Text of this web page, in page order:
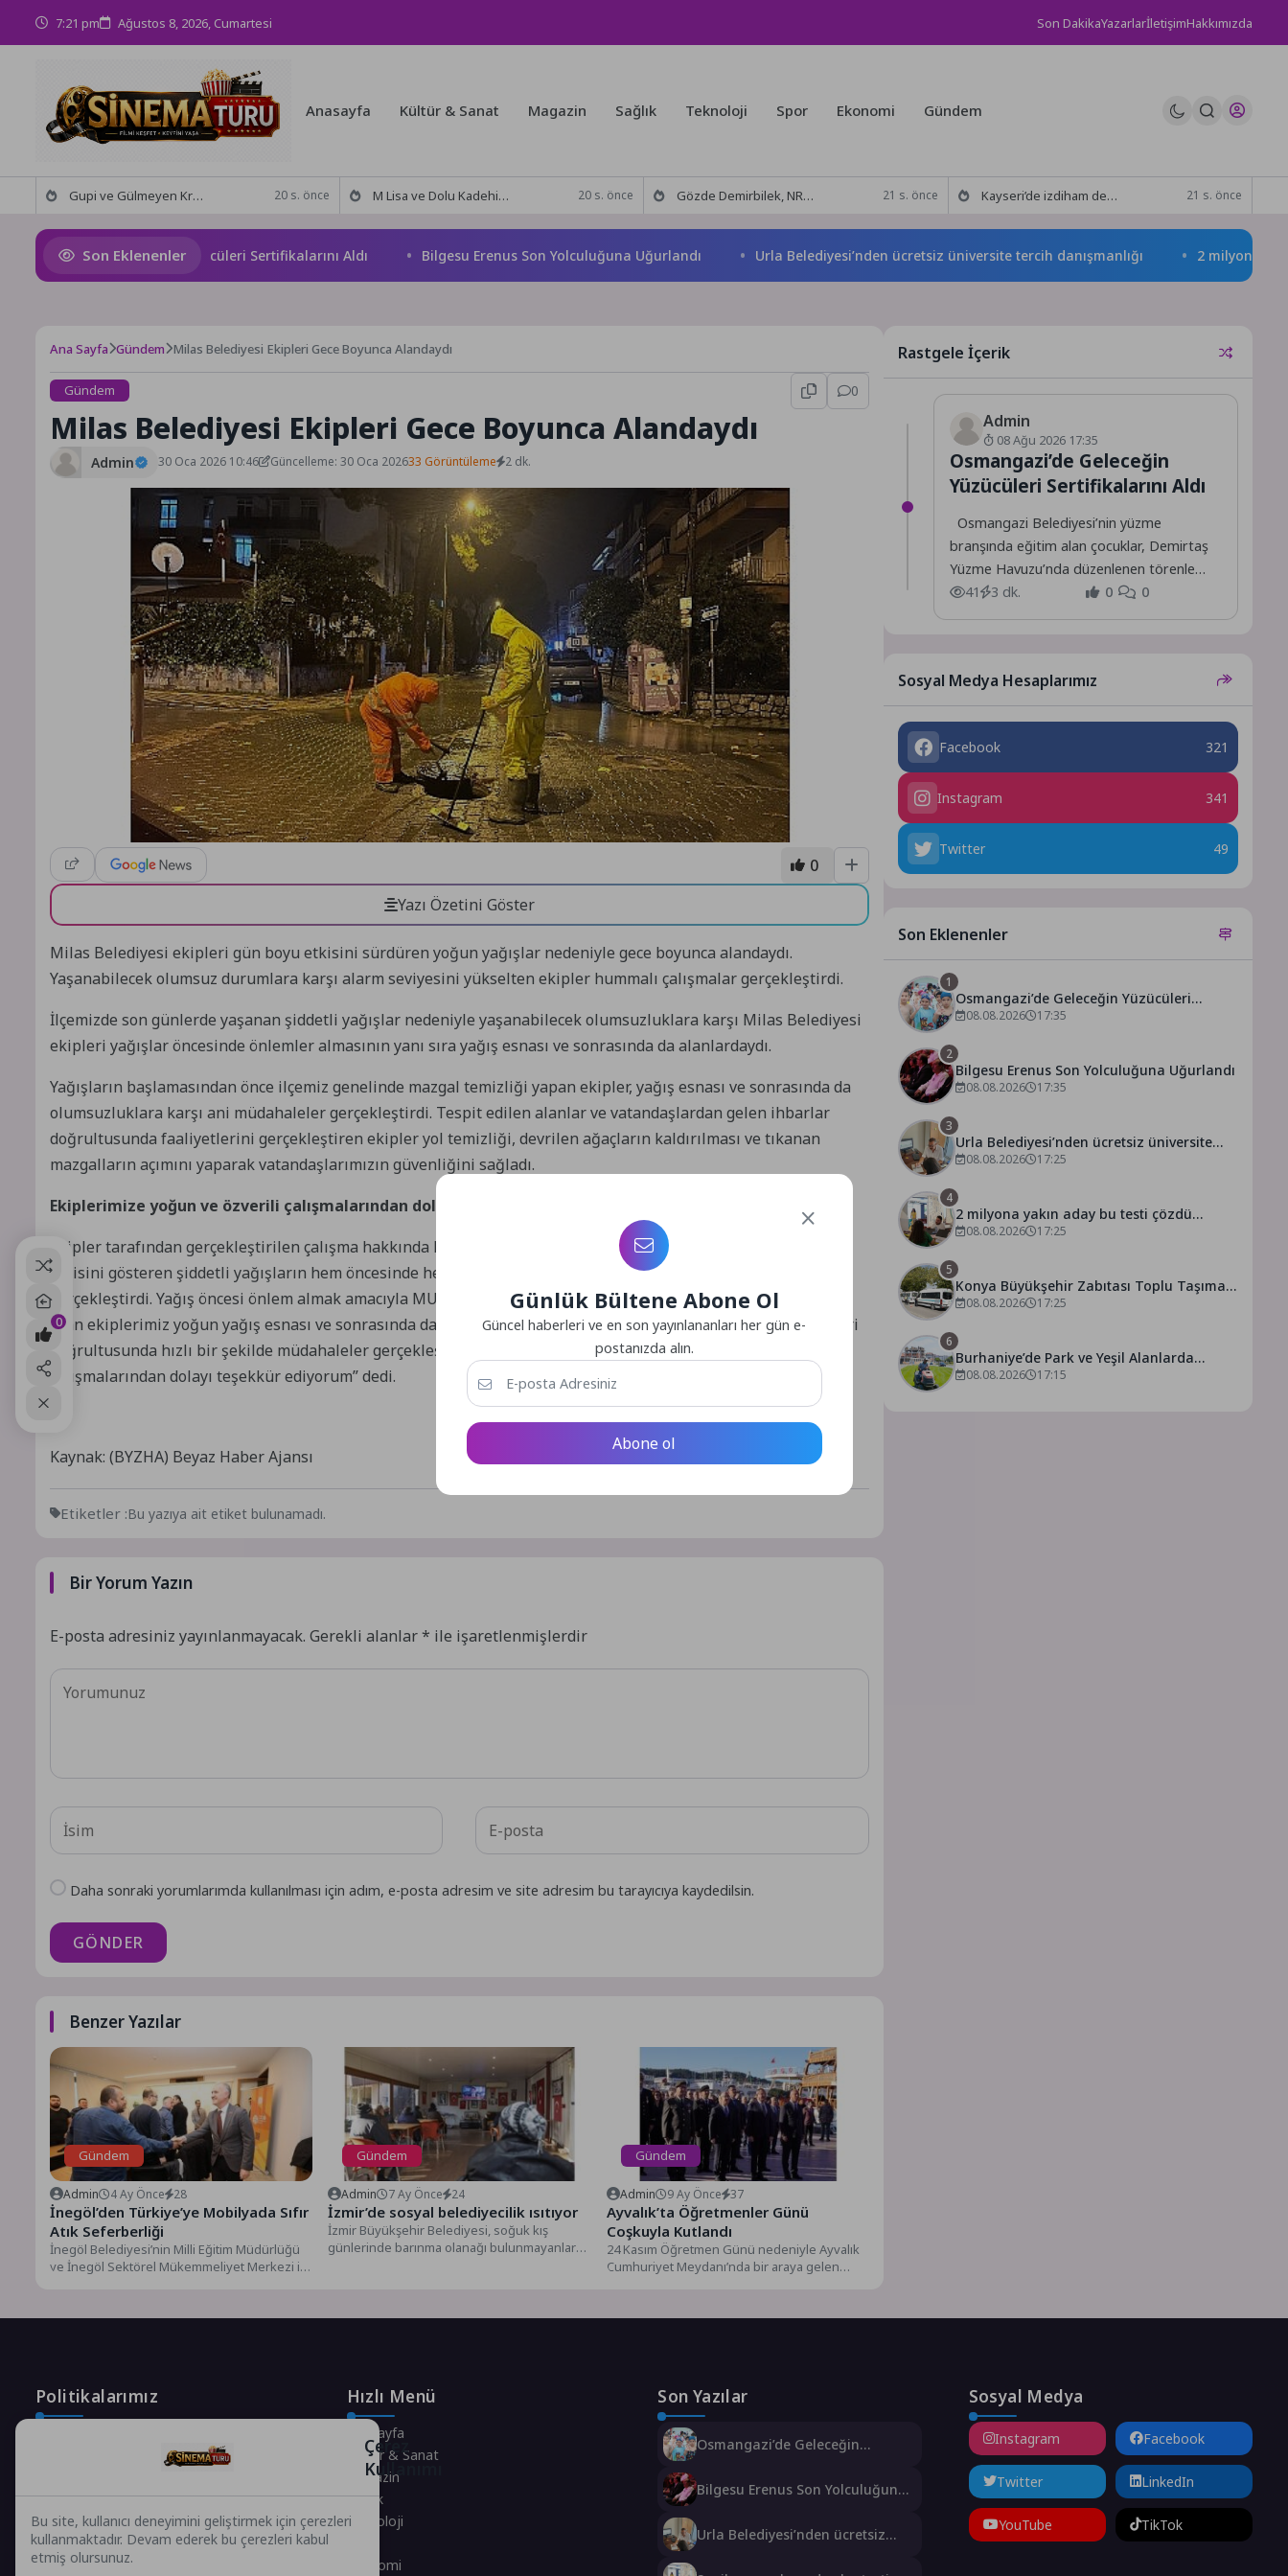
7:21 pm Ağustos 8, 2026, Cumartesi Son DakikaYazarlarİletişimHakkımızda
Anasayfa Kültür & Sanat Magazin Sağlık Teknoloji Spor Ekonomi Gündem
Gupi ve Gülmeyen Kral Türkiye’nin ilk IMAX® animasyon filmi oluyor 20 s. önce M Lisa ve Dolu Kadehi Ters Tut’tan Yeni İş Birliği: Vişne 20 s. önce Gözde Demirbilek, NR1 Magazin’de: ‘Son assolist olarak var olacağım!’ 21 s. önce Kayseri’de izdiham değil, rekor vardı! 21 s. önce
Son Eklenenler
Geleceğin Yüzücüleri Sertifikalarını Aldı Bilgesu Erenus Son Yolculuğuna Uğurlandı Urla Belediyesi’nden ücretsiz üniversite tercih danışmanlığı 2 milyona yakın
Ana Sayfa Gündem Milas Belediyesi Ekipleri Gece Boyunca Alandaydı
Gündem 0
Milas Belediyesi Ekipleri Gece Boyunca Alandaydı
Admin 30 Oca 2026 10:46 Güncelleme: 30 Oca 202633 Görüntüleme 2 dk.
0
Yazı Özetini Göster
Milas Belediyesi ekipleri gün boyu etkisini sürdüren yoğun yağışlar nedeniyle gece boyunca alandaydı.
Yaşanabilecek olumsuz durumlara karşı alarm seviyesini yükselten ekipler hummalı çalışmalar gerçekleştirdi.
İlçemizde son günlerde yaşanan şiddetli yağışlar nedeniyle yaşanabilecek olumsuzluklara karşı Milas Belediyesi
ekipleri yağışlar öncesinde önlemler almasının yanı sıra yağış esnası ve sonrasında da alanlardaydı.
Yağışların başlamasından önce ilçemiz genelinde mazgal temizliği yapan ekipler, yağış esnası ve sonrasında da
olumsuzluklara karşı ani müdahaleler gerçekleştirdi. Tespit edilen alanlar ve vatandaşlardan gelen ihbarlar
doğrultusunda faaliyetlerini gerçekleştiren ekipler yol temizliği, devrilen ağaçların kaldırılması ve tıkanan
mazgalların açımını yaparak vatandaşlarımızın güvenliğini sağladı.
Ekiplerimize yoğun ve özverili çalışmalarından dolayı teşekkür ediyorum…
Ekipler tarafından gerçekleştirilen çalışma hakkında konuşan Milas Belediye Başkanı Fevzi Topuz, “İlçemizde
etkisini gösteren şiddetli yağışların hem öncesinde hem de sonrasında ekiplerimiz yoğun çalışmalar
gerçekleştirdi. Yağış öncesi önlem almak amacıyla MUSKİ ekipleriyle koordineli çalışmalar yaparak mazgalları
açan ekiplerimiz yoğun yağış esnası ve sonrasında da tespit edilen olumsuz durumlar ve vatandaşların talepleri
doğrultusunda hızlı bir şekilde müdahaleler gerçekleştirdiler. Tüm ekiplerimize yoğun ve özverili
çalışmalarından dolayı teşekkür ediyorum” dedi.
Kaynak: (BYZHA) Beyaz Haber Ajansı
Etiketler :Bu yazıya ait etiket bulunamadı.
Bir Yorum Yazın
E-posta adresiniz yayınlanmayacak. Gerekli alanlar* ile işaretlenmişlerdir
Daha sonraki yorumlarımda kullanılması için adım, e-posta adresim ve site adresim bu tarayıcıya kaydedilsin.
GÖNDER
Benzer Yazılar
Gündem
Admin 4 Ay Önce 28
İnegöl’den Türkiye’ye Mobilyada Sıfır
Atık Seferberliği
İnegöl Belediyesi’nin Milli Eğitim Müdürlüğü
ve İnegöl Sektörel Mükemmeliyet Merkezi iş
Gündem
Admin 7 Ay Önce 24
İzmir’de sosyal belediyecilik ısıtıyor
İzmir Büyükşehir Belediyesi, soğuk kış
günlerinde barınma olanağı bulunmayanlara
Gündem
Admin 9 Ay Önce 37
Ayvalık’ta Öğretmenler Günü
Coşkuyla Kutlandı
24 Kasım Öğretmen Günü nedeniyle Ayvalık
Cumhuriyet Meydanı’nda bir araya gelen
Rastgele İçerik
Admin
08 Ağu 2026 17:35
Osmangazi’de Geleceğin
Yüzücüleri Sertifikalarını Aldı
Osmangazi Belediyesi’nin yüzme
branşında eğitim alan çocuklar, Demirtaş
Yüzme Havuzu’nda düzenlenen törenle
sertifikalarını alarak büyük bir mutluluk
yaşadı.
41 3 dk. 0 0
Sosyal Medya Hesaplarımız
Facebook 321
Instagram 341
Twitter 49
Son Eklenenler
1
Osmangazi’de Geleceğin Yüzücüleri
Sertifikalarını Aldı
08.08.2026 17:35
2
Bilgesu Erenus Son Yolculuğuna Uğurlandı
08.08.2026 17:35
3
Urla Belediyesi’nden ücretsiz üniversite
tercih danışmanlığı
08.08.2026 17:25
4
2 milyona yakın aday bu testi çözdü…
08.08.2026 17:25
5
Konya Büyükşehir Zabıtası Toplu Taşıma
Denetimlerini Sürdürüyor
08.08.2026 17:25
6
Burhaniye’de Park ve Yeşil Alanlarda
Kapsamlı Bakım Çalışmaları Sürüyor
08.08.2026 17:15
Politikalarımız
Telif Hakları Politikası
Hızlı Menü
Anasayfa
Kültür & Sanat
Magazin
Sağlık
Teknoloji
Ekonomi
Son Yazılar
Osmangazi’de Geleceğin
Bilgesu Erenus Son Yolculuğuna
Urla Belediyesi’nden ücretsiz
Sosyal Medya
Instagram Facebook
Twitter LinkedIn
YouTube TikTok
0
Günlük Bültene Abone Ol
Güncel haberleri ve en son yayınlananları her gün e-
postanızda alın.
Abone ol
Çerez
Kullanımı
Bu site, kullanıcı deneyimini geliştirmek için çerezleri
kullanmaktadır. Devam ederek bu çerezleri kabul
etmiş olursunuz.